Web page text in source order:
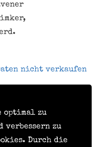
optimal zu
verbessern zu
Durch die
nicht verkaufen